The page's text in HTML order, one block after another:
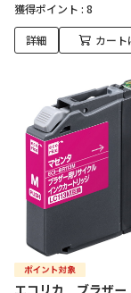
獲得ポイント : 8
詳細 カート
エコリカ ブラザー